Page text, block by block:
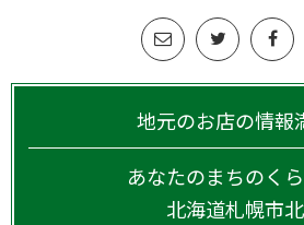
地元のお店の情報
あなたのまちのく
北海道札幌市